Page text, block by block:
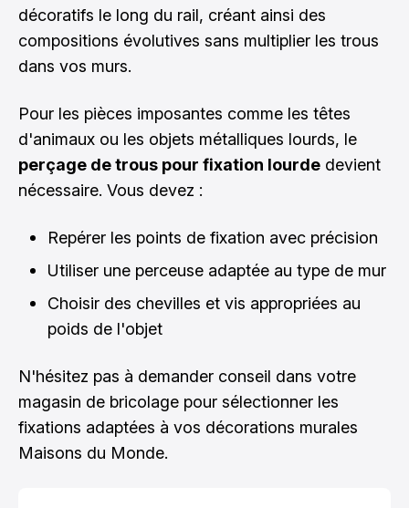
décoratifs le long du rail, créant ainsi des
compositions évolutives sans multiplier les trous
dans vos murs.
Pour les pièces imposantes comme les têtes
d'animaux ou les objets métalliques lourds, le
perçage de trous pour fixation lourde devient
nécessaire. Vous devez :
Repérer les points de fixation avec précision
Utiliser une perceuse adaptée au type de mur
Choisir des chevilles et vis appropriées au
poids de l'objet
N'hésitez pas à demander conseil dans votre
magasin de bricolage pour sélectionner les
fixations adaptées à vos décorations murales
Maisons du Monde.